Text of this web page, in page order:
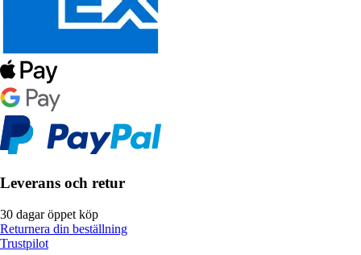
Leverans och retur
30 dagar öppet köp
Returnera din beställning
Trustpilot